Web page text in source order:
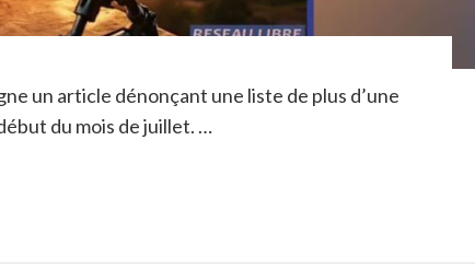
un article dénonçant une liste de plus d’une
du mois de juillet. …